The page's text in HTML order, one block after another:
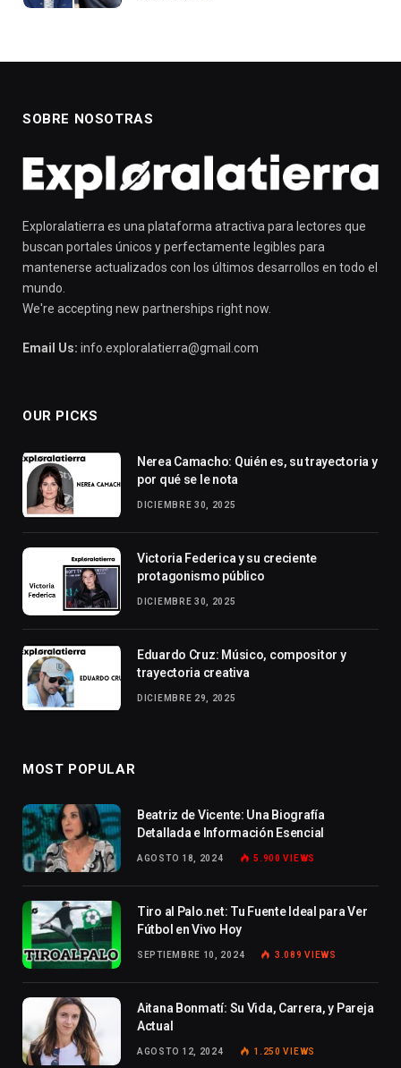
SOBRE NOSOTRAS
Exploralatierra es una plataforma atractiva para lectores que
buscan portales únicos y perfectamente legibles para
mantenerse actualizados con los últimos desarrollos en todo el
mundo.
We're accepting new partnerships right now.
Email Us: info.exploralatierra@gmail.com
OUR PICKS
Nerea Camacho: Quién es, su trayectoria y
por qué se le nota
DICIEMBRE 30, 2025
Victoria Federica y su creciente
protagonismo público
DICIEMBRE 30, 2025
Eduardo Cruz: Músico, compositor y
trayectoria creativa
DICIEMBRE 29, 2025
MOST POPULAR
Beatriz de Vicente: Una Biografía
Detallada e Información Esencial
AGOSTO 18, 2024 5.900VIEWS
Tiro al Palo.net: Tu Fuente Ideal para Ver
Fútbol en Vivo Hoy
SEPTIEMBRE 10, 2024 3.089VIEWS
Aitana Bonmatí: Su Vida, Carrera, y Pareja
Actual
AGOSTO 12, 2024 1.250VIEWS